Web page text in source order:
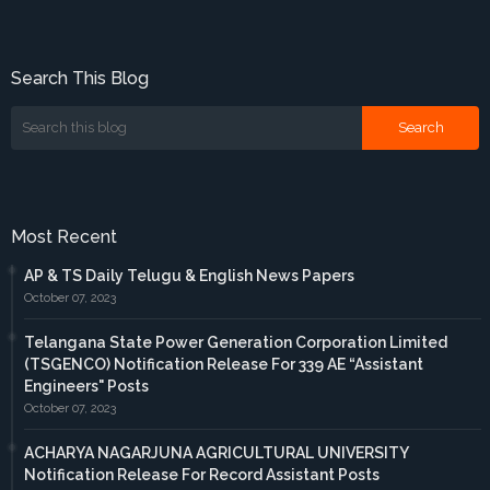
Search This Blog
Most Recent
AP & TS Daily Telugu & English News Papers
October 07, 2023
Telangana State Power Generation Corporation Limited
(TSGENCO) Notification Release For 339 AE “Assistant
Engineers" Posts
October 07, 2023
ACHARYA NAGARJUNA AGRICULTURAL UNIVERSITY
Notification Release For Record Assistant Posts